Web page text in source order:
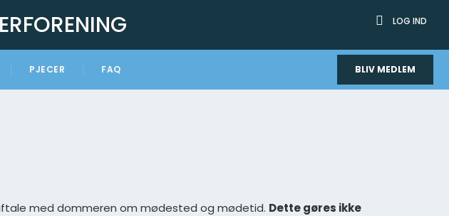
LOG IND
PJECER FAQ BLIV MEDLEM
med dommeren om mødested og mødetid. Dette gøres ikke